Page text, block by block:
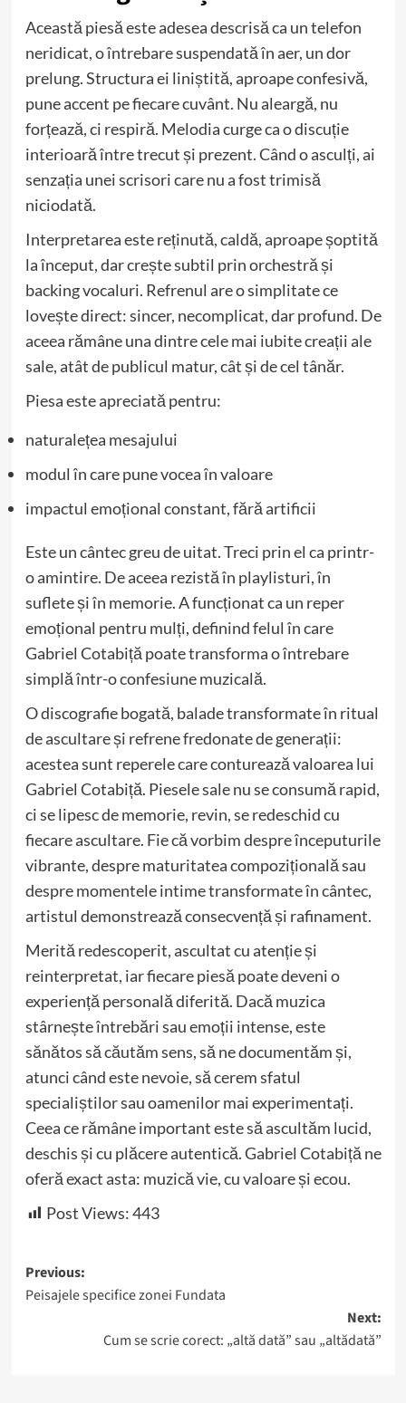
Această piesă este adesea descrisă ca un telefon
neridicat, o întrebare suspendată în aer, un dor
prelung. Structura ei liniștită, aproape confesivă,
pune accent pe fiecare cuvânt. Nu aleargă, nu
forțează, ci respiră. Melodia curge ca o discuție
interioară între trecut și prezent. Când o asculți, ai
senzația unei scrisori care nu a fost trimisă
niciodată.
Interpretarea este reținută, caldă, aproape șoptită
la început, dar crește subtil prin orchestră și
backing vocaluri. Refrenul are o simplitate ce
lovește direct: sincer, necomplicat, dar profund. De
aceea rămâne una dintre cele mai iubite creații ale
sale, atât de publicul matur, cât și de cel tânăr.
Piesa este apreciată pentru:
naturalețea mesajului
modul în care pune vocea în valoare
impactul emoțional constant, fără artificii
Este un cântec greu de uitat. Treci prin el ca printr-
o amintire. De aceea rezistă în playlisturi, în
suflete și în memorie. A funcționat ca un reper
emoțional pentru mulți, definind felul în care
Gabriel Cotabiță poate transforma o întrebare
simplă într-o confesiune muzicală.
O discografie bogată, balade transformate în ritual
de ascultare și refrene fredonate de generații:
acestea sunt reperele care conturează valoarea lui
Gabriel Cotabiță. Piesele sale nu se consumă rapid,
ci se lipesc de memorie, revin, se redeschid cu
fiecare ascultare. Fie că vorbim despre începuturile
vibrante, despre maturitatea compozițională sau
despre momentele intime transformate în cântec,
artistul demonstrează consecvență și rafinament.
Merită redescoperit, ascultat cu atenție și
reinterpretat, iar fiecare piesă poate deveni o
experiență personală diferită. Dacă muzica
stârnește întrebări sau emoții intense, este
sănătos să căutăm sens, să ne documentăm și,
atunci când este nevoie, să cerem sfatul
specialiștilor sau oamenilor mai experimentați.
Ceea ce rămâne important este să ascultăm lucid,
deschis și cu plăcere autentică. Gabriel Cotabiță ne
oferă exact asta: muzică vie, cu valoare și ecou.
Post Views:443
Post
navigation
Previous:
Peisajele specifice zonei Fundata
Next:
Cum se scrie corect: „altă dată” sau „altădată”